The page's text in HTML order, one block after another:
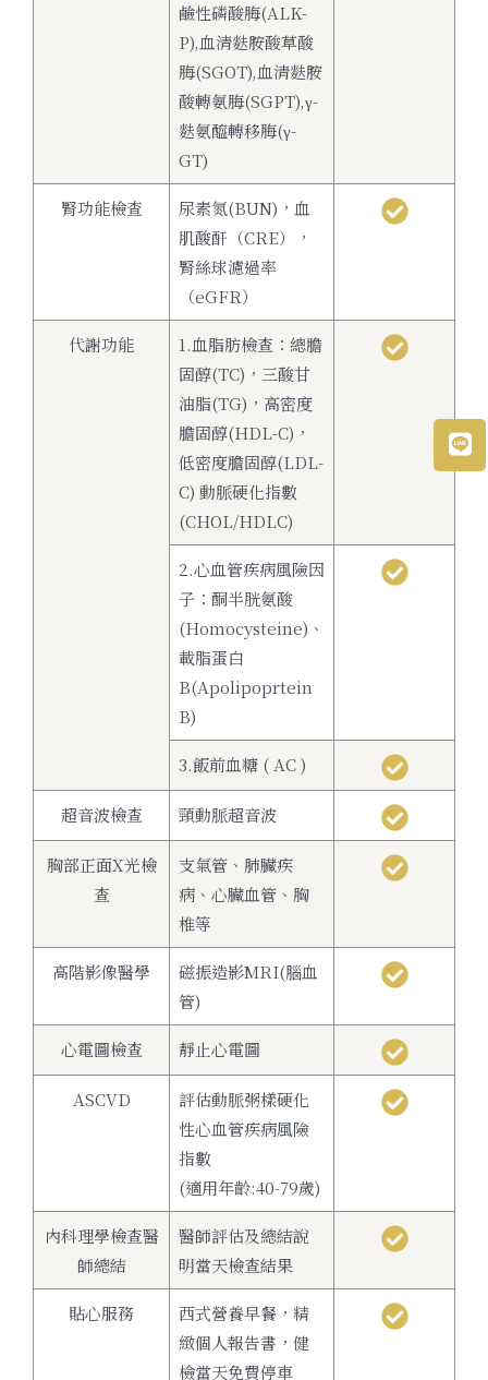
鹼性磷酸脢(ALK-
P),血清麩胺酸草酸
脢(SGOT),血清麩胺
酸轉氨脢(SGPT),γ-
麩氨醯轉移脢(γ-
GT)
腎功能檢查
尿素氮(BUN)，血
肌酸酐（CRE），
腎絲球濾過率
（eGFR）
代謝功能
1.血脂肪檢查：總膽
固醇(TC)，三酸甘
油脂(TG)，高密度
膽固醇(HDL-C)，
低密度膽固醇(LDL-
C) 動脈硬化指數
(CHOL/HDLC)
2.心血管疾病風險因
子：酮半胱氨酸
(Homocysteine)、
載脂蛋白
B(Apolipoprtein
B)
3.飯前血糖 ( AC )
超音波檢查 頸動脈超音波
胸部正面X光檢
查
支氣管、肺臟疾
病、心臟血管、胸
椎等
高階影像醫學
磁振造影MRI(腦血
管)
心電圖檢查 靜止心電圖
ASCVD
評估動脈粥樣硬化
性心血管疾病風險
指數
(適用年齡:40-79歲)
內科理學檢查醫
師總結
醫師評估及總結說
明當天檢查結果
貼心服務
西式營養早餐，精
緻個人報告書，健
檢當天免費停車